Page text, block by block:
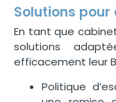
Solutions pour
En tant que
solutions
efficacement leur
Politique